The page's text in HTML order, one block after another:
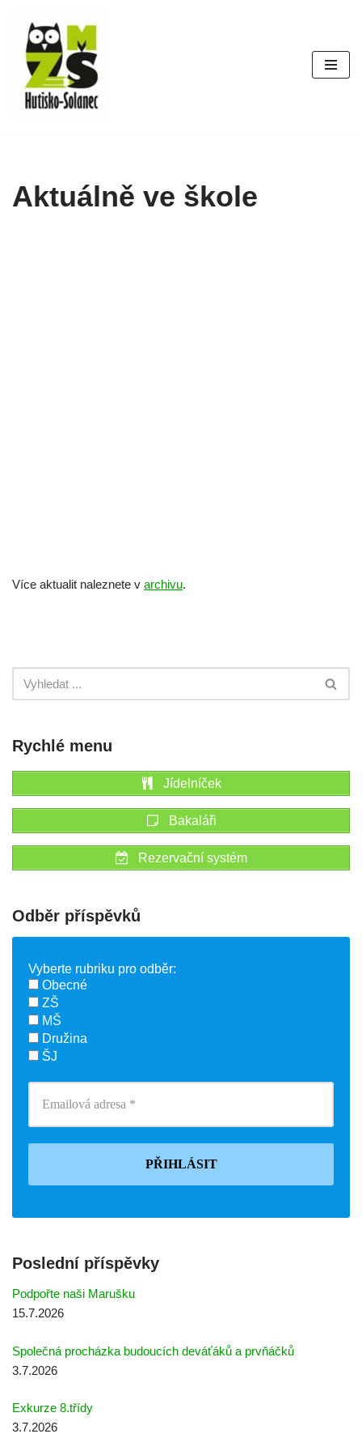
Přeskočit
na
obsah
Aktuálně ve škole
Více aktualit naleznete v archivu.
Rychlé menu
Jídelníček
Bakaláři
Rezervační systém
Odběr příspěvků
Vyberte rubriku pro odběr:
Obecné
ZŠ
MŠ
Družina
ŠJ
Poslední příspěvky
Podpořte naši Marušku
15.7.2026
Společná procházka budoucích deváťáků a prvňáčků
3.7.2026
Exkurze 8.třídy
3.7.2026